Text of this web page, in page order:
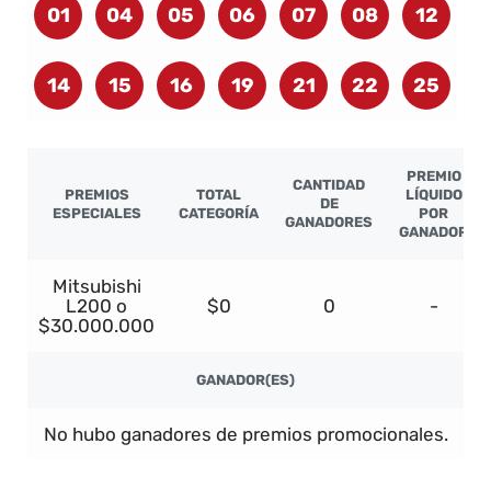
01 04 05 06 07 08 12
14 15 16 19 21 22 25
PREMIOS
ESPECIALES
TOTAL
CATEGORÍA
CANTIDAD
DE
GANADORES
PREMIO
LÍQUIDO
POR
GANADOR
Mitsubishi
L200 o
$30.000.000
$0 0 -
GANADOR(ES)
No hubo ganadores de premios promocionales.